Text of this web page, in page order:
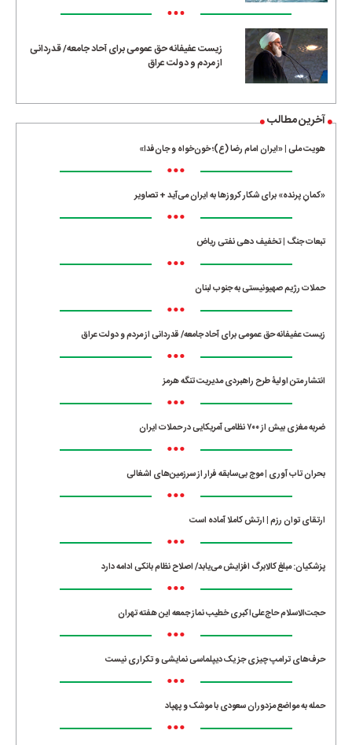
•••
زیست عفیفانه حق عمومی برای آحاد جامعه/ قدردانی
از مردم و دولت عراق
آخرین مطالب
هویت ملی | «ایران امام رضا (ع)؛ خون‌خواه و جان‌فدا»
•••
«کمانِ پرنده» برای شکار کروزها به ایران می‌آید + تصاویر
•••
تبعات جنگ | تخفیف دهی نفتی ریاض
•••
حملات رژیم صهیونیستی به جنوب لبنان
•••
زیست عفیفانه حق عمومی برای آحاد جامعه/ قدردانی از مردم و دولت عراق
•••
انتشار متن اولیۀ طرح راهبردی مدیریت تنگه هرمز
•••
ضربه مغزی بیش از ۷۰۰ نظامی آمریکایی در حملات ایران
•••
بحران تاب آوری | موج بی‌سابقه فرار از سرزمین‌های اشغالی
•••
ارتقای توان رزم | ارتش کاملا آماده است
•••
پزشکیان: مبلغ کالابرگ افزایش می‌یابد/ اصلاح نظام بانکی ادامه دارد
•••
حجت‌الاسلام حاج‌علی‌اکبری خطیب نماز جمعه این هفته تهران
•••
حرف‌های ترامپ چیزی جز یک دیپلماسی نمایشی و تکراری نیست
•••
حمله به مواضع مزدوران سعودی با موشک و پهپاد
•••